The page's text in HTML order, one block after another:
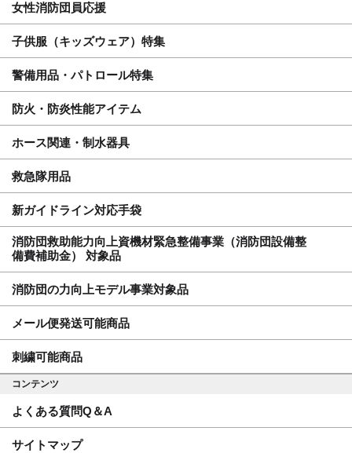
女性消防団員応援
子供服（キッズウェア）特集
警備用品・パトロール特集
防火・防炎性能アイテム
ホース関連・制水器具
救急隊用品
新ガイドライン対応手袋
消防団救助能力向上資機材緊急整備事業（消防団設備整
備費補助金） 対象品
消防団の力向上モデル事業対象品
メール便発送可能商品
刺繍可能商品
コンテンツ
よくある質問Q＆A
サイトマップ